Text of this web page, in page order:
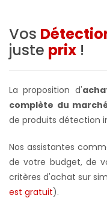
Vos
juste prix !
La proposition d'
complète du
de produits détection
Nos assistantes
de votre budget, de
critères d'achat sur
est gratuit).